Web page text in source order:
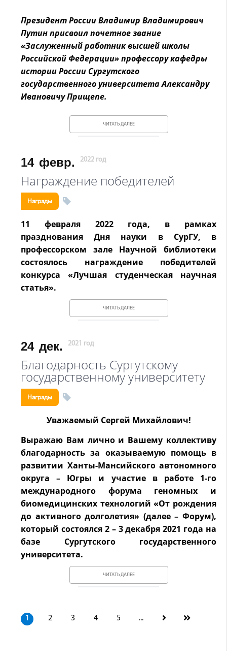
Президент России Владимир Владимирович
Путин присвоил почетное звание
«Заслуженный работник высшей школы
Российской Федерации» профессору кафедры
истории России Сургутского
государственного университета Александру
Ивановичу Прищепе.
ЧИТАТЬ ДАЛЕЕ
14 февр. 2022 год
Награждение победителей
Награды
11 февраля 2022 года, в рамках
празднования Дня науки в СурГУ, в
профессорском зале Научной библиотеки
состоялось награждение победителей
конкурса «Лучшая студенческая научная
статья».
ЧИТАТЬ ДАЛЕЕ
24 дек. 2021 год
Благодарность Сургутскому
государственному университету
Награды
Уважаемый Сергей Михайлович!
Выражаю Вам лично и Вашему коллективу
благодарность за оказываемую помощь в
развитии Ханты-Мансийского автономного
округа – Югры и участие в работе 1-го
международного форума геномных и
биомедицинских технологий «От рождения
до активного долголетия» (далее – Форум),
который состоялся 2 – 3 декабря 2021 года на
базе Сургутского государственного
университета.
ЧИТАТЬ ДАЛЕЕ
1 2 3 4 5 ...